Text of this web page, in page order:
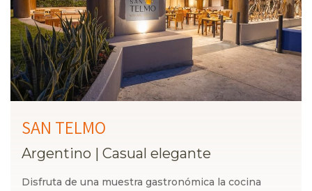
SAN TELMO
Argentino | Casual elegante
Disfruta de una muestra gastronómica la cocina